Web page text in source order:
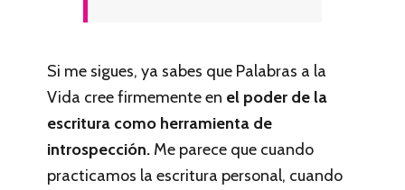
Si me sigues, ya sabes que Palabras a la
Vida cree firmemente en el poder de la
escritura como herramienta de
introspección. Me parece que cuando
practicamos la escritura personal, cuando